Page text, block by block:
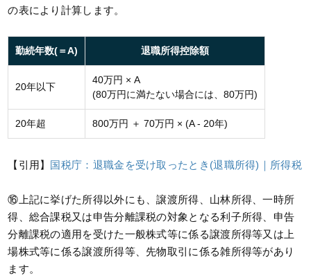
の表により計算します。
勤続年数(＝A) 退職所得控除額
20年以下
40万円 × A
(80万円に満たない場合には、80万円)
20年超 800万円 ＋ 70万円 × (A - 20年)
【引用】 国税庁：退職金を受け取ったとき(退職所得)｜所得税
⑯上記に挙げた所得以外にも、譲渡所得、山林所得、一時所
得、総合課税又は申告分離課税の対象となる利子所得、申告
分離課税の適用を受けた一般株式等に係る譲渡所得等又は上
場株式等に係る譲渡所得等、先物取引に係る雑所得等があり
ます。